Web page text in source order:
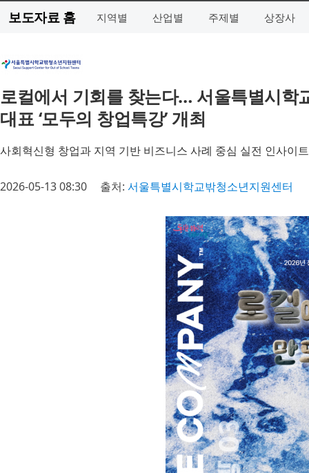
보도자료 홈 지역별 산업별 주제별 상장사
로컬에서 기회를 찾는다… 서울특별시학
대표 ‘모두의 창업특강’ 개최
사회혁신형 창업과 지역 기반 비즈니스 사례 중심 실전 인사이
2026-05-13 08:30 출처: 서울특별시학교밖청소년지원센터